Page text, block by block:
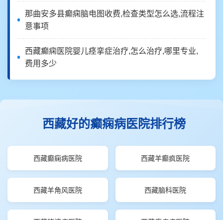
那曲安多县癫痫脑电图收费,检查类型怎么选,流程注
意事项
西藏癫痫医院婴儿痉挛症治疗,怎么治疗,哪里专业,
费用多少
西藏好的癫痫病医院排行榜
西藏癫痫病医院 西藏羊癫疯医院
西藏羊角风医院 西藏脑科医院